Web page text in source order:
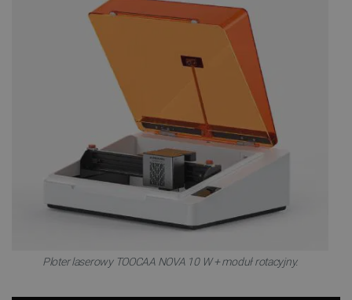
Ploter laserowy TOOCAA NOVA 10 W + moduł rotacyjny.